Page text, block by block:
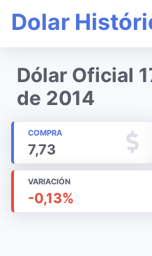
Dolar
Dólar Oficial
de 2014
COMPRA
7,73
VARIACIÓN
-0,13%